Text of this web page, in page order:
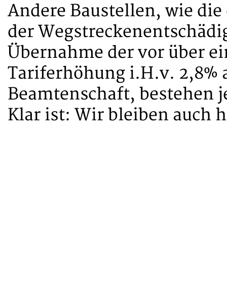
Andere Baustellen, wie
der
Übernahme der vor über
Tariferhöhung i.H.v. 2,8%
Beamtenschaft, bestehen
Klar ist: Wir bleiben auch